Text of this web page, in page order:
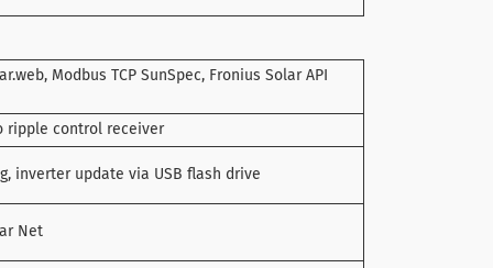
Modbus TCP SunSpec, Fronius Solar API
ripple control receiver
inverter update via USB flash drive
Net